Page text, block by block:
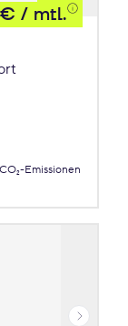
/ mtl.
CO₂-Emissionen